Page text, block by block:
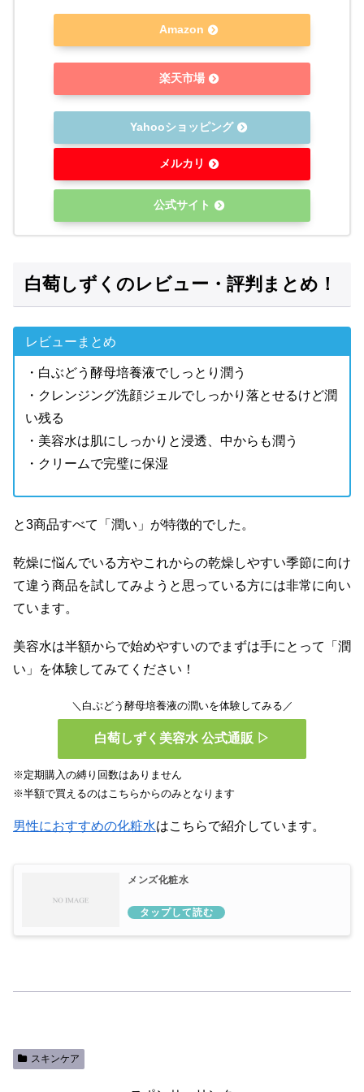
Amazon
楽天市場
Yahooショッピング
メルカリ
公式サイト
白萄しずくのレビュー・評判まとめ！
レビューまとめ
・白ぶどう酵母培養液でしっとり潤う
・クレンジング洗顔ジェルでしっかり落とせるけど潤
い残る
・美容水は肌にしっかりと浸透、中からも潤う
・クリームで完璧に保湿
と3商品すべて「潤い」が特徴的でした。
乾燥に悩んでいる方やこれからの乾燥しやすい季節に向け
て違う商品を試してみようと思っている方には非常に向い
ています。
美容水は半額からで始めやすいのでまずは手にとって「潤
い」を体験してみてください！
＼白ぶどう酵母培養液の潤いを体験してみる／
白萄しずく美容水 公式通販 ▷
※定期購入の縛り回数はありません
※半額で買えるのはこちらからのみとなります
男性におすすめの化粧水はこちらで紹介しています。
メンズ化粧水
スキンケア